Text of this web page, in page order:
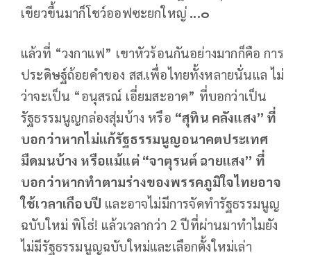
เขียวขึ้นมาก็โชว์ออฟซะยกใหญ่...๐
แล้วที่ “วงกาแฟ” เขาหัวร้อนกันอย่างมากก็คือ การ
ประดิษฐ์ถ้อยคำของ สส.เพื่อไทยทั้งหลายนั่นแล ไม่
ว่าจะเป็น “อนุสรณ์ เอี่ยมสะอาด” ที่บอกว่าเป็น
รัฐธรรมนูญกล่องสุ่มบ้าง หรือ “สุทิน คลังแสง” ที่
บอกว่าหากไม่แก้รัฐธรรมนูญอนาคตประเทศ
มืดมนบ้าง หรือแม้แต่ “จาตุรนต์ ฉายแสง” ที่
บอกว่าหากทำตามร่างของพรรคภูมิใจไทยอาจ
ใช้เวลาเกือบปี และอาจไม่มีการจัดทำรัฐธรรมนูญ
ฉบับใหม่ พิโธ่! แล้วเวลากว่า 2 ปีที่ผ่านมาทำไมยัง
ไม่มีรัฐธรรมนูญฉบับใหม่และเลือกตั้งใหม่เล่า